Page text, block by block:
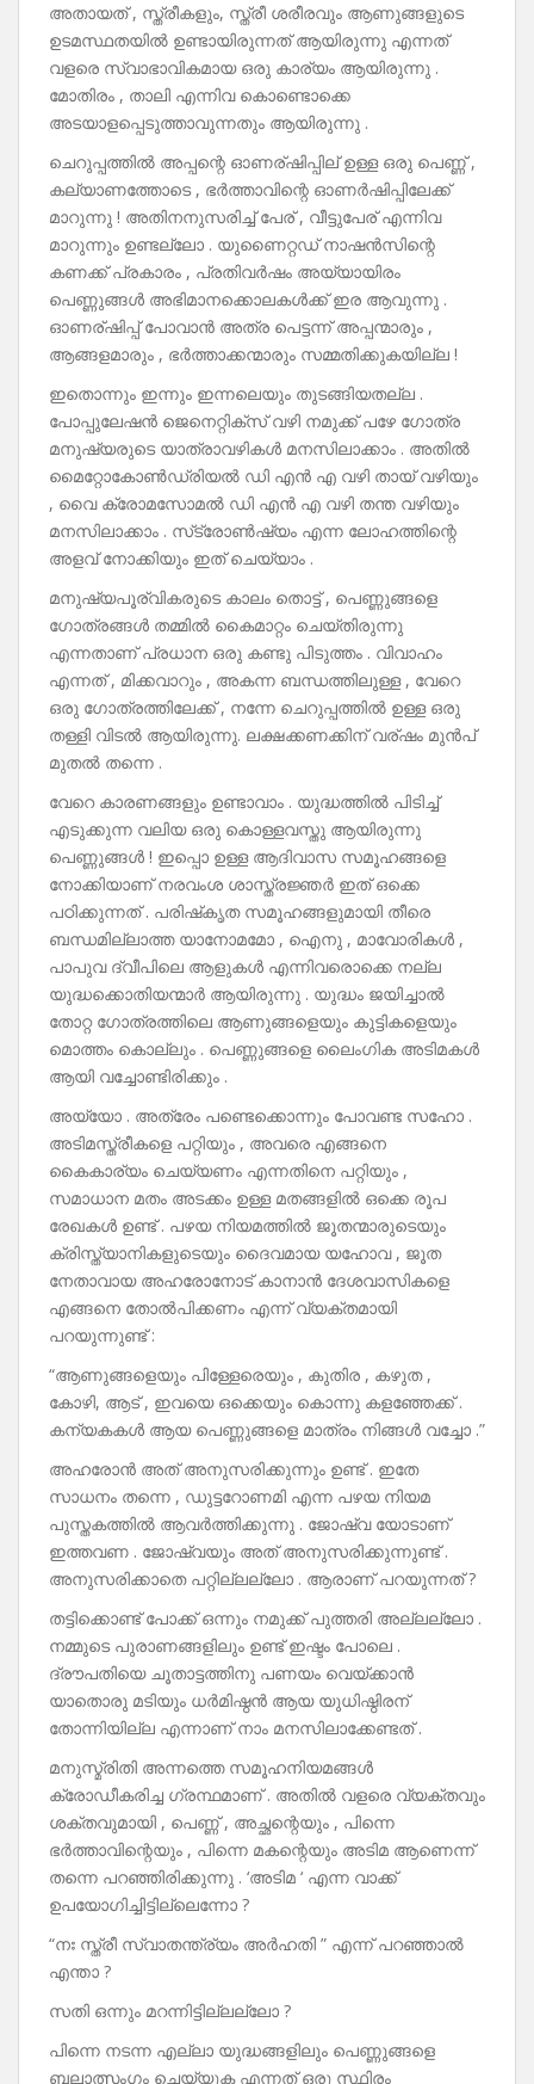
അതായത് , സ്ത്രീകളും, സ്ത്രീ ശരീരവും ആണുങ്ങളുടെ
ഉടമസ്ഥതയിൽ ഉണ്ടായിരുന്നത് ആയിരുന്നു എന്നത്
വളരെ സ്വാഭാവികമായ ഒരു കാര്യം ആയിരുന്നു .
മോതിരം , താലി എന്നിവ കൊണ്ടൊക്കെ
അടയാളപ്പെടുത്താവുന്നതും ആയിരുന്നു .
ചെറുപ്പത്തിൽ അപ്പന്റെ ഓണര്ഷിപ്പില് ഉള്ള ഒരു പെണ്ണ് ,
കല്യാണത്തോടെ , ഭർത്താവിന്റെ ഓണർഷിപ്പിലേക്ക്
മാറുന്നു ! അതിനനുസരിച്ച് പേര് , വീട്ടുപേര് എന്നിവ
മാറുന്നും ഉണ്ടല്ലോ . യുണൈറ്റഡ് നാഷൻസിന്റെ
കണക്ക് പ്രകാരം , പ്രതിവർഷം അയ്യായിരം
പെണ്ണുങ്ങൾ അഭിമാനക്കൊലകൾക്ക് ഇര ആവുന്നു .
ഓണര്ഷിപ്പ് പോവാൻ അത്ര പെട്ടന്ന് അപ്പന്മാരും ,
ആങ്ങളമാരും , ഭർത്താക്കന്മാരും സമ്മതിക്കുകയില്ല !
ഇതൊന്നും ഇന്നും ഇന്നലെയും തുടങ്ങിയതല്ല .
പോപ്പുലേഷൻ ജെനെറ്റിക്സ് വഴി നമുക്ക് പഴേ ഗോത്ര
മനുഷ്യരുടെ യാത്രാവഴികൾ മനസിലാക്കാം . അതിൽ
മൈറ്റോകോൺഡ്രിയൽ ഡി എൻ എ വഴി തായ് വഴിയും
, വൈ ക്രോമസോമൽ ഡി എൻ എ വഴി തന്ത വഴിയും
മനസിലാക്കാം . സ്‌ട്രോൺഷ്യം എന്ന ലോഹത്തിന്റെ
അളവ് നോക്കിയും ഇത് ചെയ്യാം .
മനുഷ്യപൂര്വികരുടെ കാലം തൊട്ട് , പെണ്ണുങ്ങളെ
ഗോത്രങ്ങൾ തമ്മിൽ കൈമാറ്റം ചെയ്തിരുന്നു
എന്നതാണ് പ്രധാന ഒരു കണ്ടു പിടുത്തം . വിവാഹം
എന്നത് , മിക്കവാറും , അകന്ന ബന്ധത്തിലുള്ള , വേറെ
ഒരു ഗോത്രത്തിലേക്ക് , നന്നേ ചെറുപ്പത്തിൽ ഉള്ള ഒരു
തള്ളി വിടൽ ആയിരുന്നു. ലക്ഷക്കണക്കിന് വര്ഷം മുൻപ്
മുതൽ തന്നെ .
വേറെ കാരണങ്ങളും ഉണ്ടാവാം . യുദ്ധത്തിൽ പിടിച്ച്
എടുക്കുന്ന വലിയ ഒരു കൊള്ളവസ്തു ആയിരുന്നു
പെണ്ണുങ്ങൾ ! ഇപ്പൊ ഉള്ള ആദിവാസ സമൂഹങ്ങളെ
നോക്കിയാണ് നരവംശ ശാസ്ത്രജ്ഞർ ഇത് ഒക്കെ
പഠിക്കുന്നത് . പരിഷ്‌കൃത സമൂഹങ്ങളുമായി തീരെ
ബന്ധമില്ലാത്ത യാനോമമോ , ഐനു , മാവോരികൾ ,
പാപുവ ദ്വീപിലെ ആളുകൾ എന്നിവരൊക്കെ നല്ല
യുദ്ധക്കൊതിയന്മാർ ആയിരുന്നു . യുദ്ധം ജയിച്ചാൽ
തോറ്റ ഗോത്രത്തിലെ ആണുങ്ങളെയും കുട്ടികളെയും
മൊത്തം കൊല്ലും . പെണ്ണുങ്ങളെ ലൈംഗിക അടിമകൾ
ആയി വച്ചോണ്ടിരിക്കും .
അയ്യോ . അത്രേം പണ്ടെക്കൊന്നും പോവണ്ട സഹോ .
അടിമസ്ത്രീകളെ പറ്റിയും , അവരെ എങ്ങനെ
കൈകാര്യം ചെയ്യണം എന്നതിനെ പറ്റിയും ,
സമാധാന മതം അടക്കം ഉള്ള മതങ്ങളിൽ ഒക്കെ രൂപ
രേഖകൾ ഉണ്ട് . പഴയ നിയമത്തിൽ ജൂതന്മാരുടെയും
ക്രിസ്ത്യാനികളുടെയും ദൈവമായ യഹോവ , ജൂത
നേതാവായ അഹരോനോട് കാനാൻ ദേശവാസികളെ
എങ്ങനെ തോൽപിക്കണം എന്ന് വ്യക്തമായി
പറയുന്നുണ്ട് :
“ആണുങ്ങളെയും പിള്ളേരെയും , കുതിര , കഴുത ,
കോഴി, ആട് , ഇവയെ ഒക്കെയും കൊന്നു കളഞ്ഞേക്ക് .
കന്യകകൾ ആയ പെണ്ണുങ്ങളെ മാത്രം നിങ്ങൾ വച്ചോ .”
അഹരോൻ അത് അനുസരിക്കുന്നും ഉണ്ട് . ഇതേ
സാധനം തന്നെ , ഡുട്ടറോണമി എന്ന പഴയ നിയമ
പുസ്തകത്തിൽ ആവർത്തിക്കുന്നു . ജോഷ്വ യോടാണ്
ഇത്തവണ . ജോഷ്വയും അത് അനുസരിക്കുന്നുണ്ട് .
അനുസരിക്കാതെ പറ്റില്ലല്ലോ . ആരാണ് പറയുന്നത് ?
തട്ടിക്കൊണ്ട് പോക്ക് ഒന്നും നമുക്ക് പുത്തരി അല്ലല്ലോ .
നമ്മുടെ പുരാണങ്ങളിലും ഉണ്ട് ഇഷ്ടം പോലെ .
ദ്രൗപതിയെ ചൂതാട്ടത്തിനു പണയം വെയ്ക്കാൻ
യാതൊരു മടിയും ധർമിഷ്ഠൻ ആയ യുധിഷ്ഠിരന്
തോന്നിയില്ല എന്നാണ് നാം മനസിലാക്കേണ്ടത് .
മനുസ്മ്രിതി അന്നത്തെ സമൂഹനിയമങ്ങൾ
ക്രോഡീകരിച്ച ഗ്രന്ഥമാണ് . അതിൽ വളരെ വ്യക്തവും
ശക്തവുമായി , പെണ്ണ് , അച്ഛന്റെയും , പിന്നെ
ഭർത്താവിന്റെയും , പിന്നെ മകന്റെയും അടിമ ആണെന്ന്
തന്നെ പറഞ്ഞിരിക്കുന്നു . ‘അടിമ ‘ എന്ന വാക്ക്
ഉപയോഗിച്ചിട്ടില്ലെന്നോ ?
“നഃ സ്ത്രീ സ്വാതന്ത്ര്യം അർഹതി ” എന്ന് പറഞ്ഞാൽ
എന്താ ?
സതി ഒന്നും മറന്നിട്ടില്ലല്ലോ ?
പിന്നെ നടന്ന എല്ലാ യുദ്ധങ്ങളിലും പെണ്ണുങ്ങളെ
ബലാത്സംഗം ചെയ്യുക എന്നത് ഒരു സ്ഥിരം